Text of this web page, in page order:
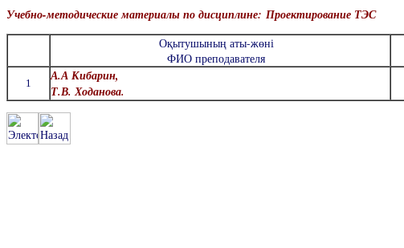
Учебно-методические материалы по дисциплине: Проектирование ТЭС
Оқытушының аты-жөні
ФИО преподавателя
1
А.А Кибарин,
Т.В. Ходанова.